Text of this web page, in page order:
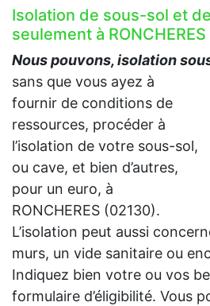
Isolation de sous-sol et
seulement à RONCHERES
Nous pouvons, isolation
sans que vous ayez à
fournir de conditions de
ressources, procéder à
l’isolation de votre sous-sol,
ou cave, et bien d’autres,
pour un euro, à
RONCHERES (02130).
L’isolation peut aussi
murs, un vide sanitaire ou
Indiquez bien votre ou vos
formulaire d’éligibilité. Vous